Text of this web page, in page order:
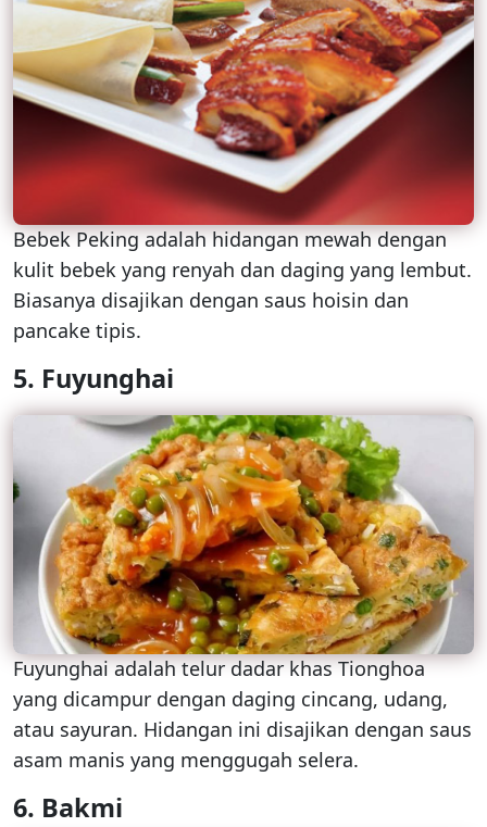
Bebek Peking adalah hidangan mewah dengan
kulit bebek yang renyah dan daging yang lembut.
Biasanya disajikan dengan saus hoisin dan
pancake tipis.
5. Fuyunghai
Fuyunghai adalah telur dadar khas Tionghoa
yang dicampur dengan daging cincang, udang,
atau sayuran. Hidangan ini disajikan dengan saus
asam manis yang menggugah selera.
6. Bakmi